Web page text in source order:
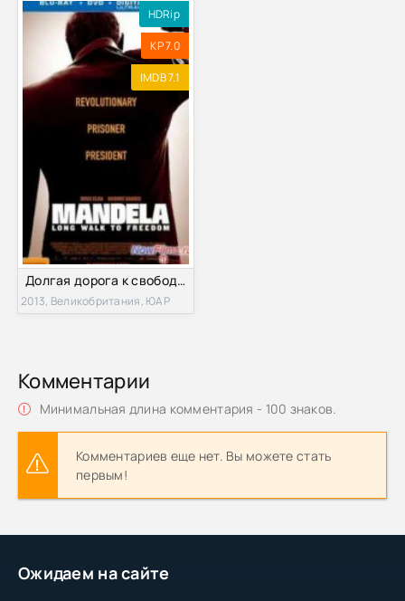
Ожидаем на сайте
HDRip
KP 7.0
IMDB 7.1
Долгая дорога к свободе (2013)
2013, Великобритания, ЮАР
Комментарии
Минимальная длина комментария - 100 знаков.
Комментариев еще нет. Вы можете стать
первым!